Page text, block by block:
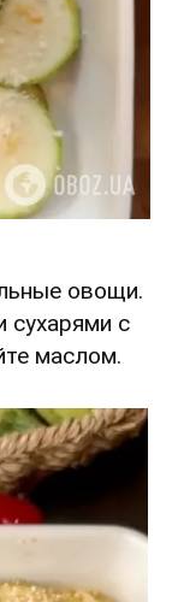
овощи.
сухарями с
маслом.